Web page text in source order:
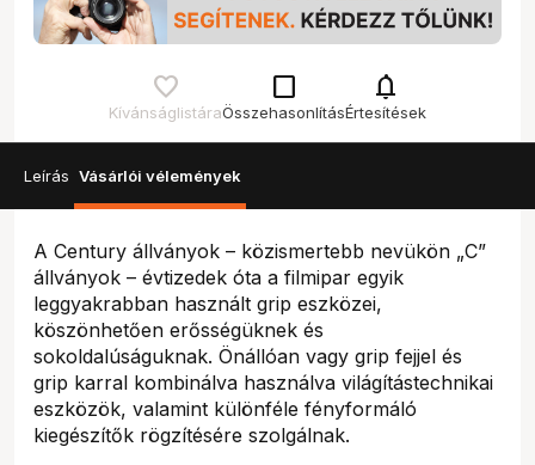
Kívánságlistára
check_box_outline_blank
Összehasonlítás
notifications
Értesítések
Leírás Vásárlói vélemények
A Century állványok – közismertebb nevükön „C”
állványok – évtizedek óta a filmipar egyik
leggyakrabban használt grip eszközei,
köszönhetően erősségüknek és
sokoldalúságuknak. Önállóan vagy grip fejjel és
grip karral kombinálva használva világítástechnikai
eszközök, valamint különféle fényformáló
kiegészítők rögzítésére szolgálnak.